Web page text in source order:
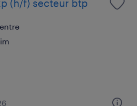
(h/f) secteur btp